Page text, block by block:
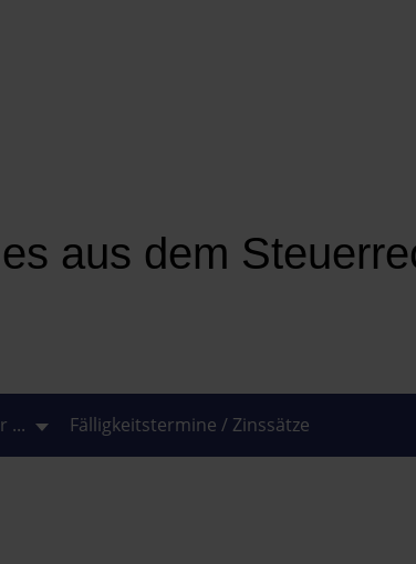
aus dem
... Fälligkeitstermine / Zinssätze